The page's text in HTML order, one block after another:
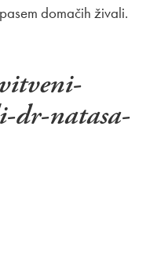
domačih živali.
dr-natasa-